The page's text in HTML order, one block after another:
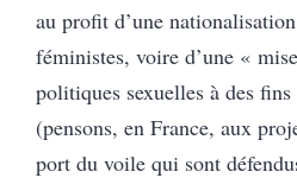
au profit d’une
féministes, voire d’une «
politiques sexuelles à des
(pensons, en France, aux
port du voile qui sont